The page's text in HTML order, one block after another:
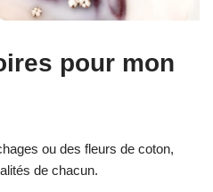
pour mon
ou des fleurs de coton,
de chacun.